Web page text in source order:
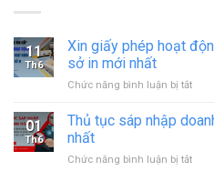
11
Th6
Xin giấy phép hoạt
sở in mới nhất
Chức năng bình luận bị tắtở
động
01
Th6
Thủ tục sáp nhập
nhất
Chức năng bình luận bị tắtở